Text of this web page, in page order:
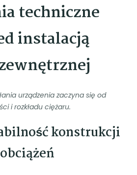
techniczne
instalacją
urządzenia zaczyna się od
i rozkładu ciężaru.
konstrukcji